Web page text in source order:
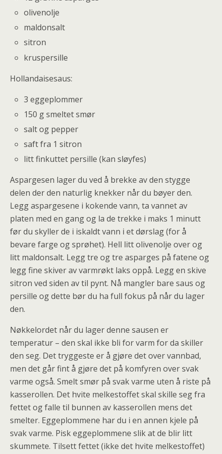
olivenolje
maldonsalt
sitron
kruspersille
Hollandaisesaus:
3 eggeplommer
150 g smeltet smør
salt og pepper
saft fra 1 sitron
litt finkuttet persille (kan sløyfes)
Aspargesen lager du ved å brekke av den stygge
delen der den naturlig knekker når du bøyer den.
Legg aspargesene i kokende vann, ta vannet av
platen med en gang og la de trekke i maks 1 minutt
før du skyller de i iskaldt vann i et dørslag (for å
bevare farge og sprøhet). Hell litt olivenolje over og
litt maldonsalt. Legg tre og tre asparges på fatene og
legg fine skiver av varmrøkt laks oppå. Legg en skive
sitron ved siden av til pynt. Nå mangler bare saus og
persille og dette bør du ha full fokus på når du lager
den.
Nøkkelordet når du lager denne sausen er
temperatur – den skal ikke bli for varm for da skiller
den seg. Det tryggeste er å gjøre det over vannbad,
men det går fint å gjøre det på komfyren over svak
varme også. Smelt smør på svak varme uten å riste på
kasserollen. Det hvite melkestoffet skal skille seg fra
fettet og falle til bunnen av kasserollen mens det
smelter. Eggeplommene har du i en annen kjele på
svak varme. Pisk eggeplommene slik at de blir litt
skummete. Tilsett fettet (ikke det hvite melkestoffet)